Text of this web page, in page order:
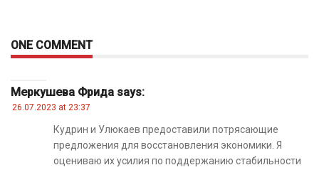
ONE COMMENT
Меркушева Фрида says:
26.07.2023 at 23:37
Кудрин и Улюкаев предоставили потрясающие
предложения для восстановления экономики. Я
оцениваю их усилия по поддержанию стабильности